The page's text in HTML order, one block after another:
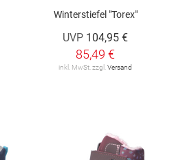
Winterstiefel "Torex"
UVP 104,95 €
85,49 €
inkl. MwSt. zzgl. Versand